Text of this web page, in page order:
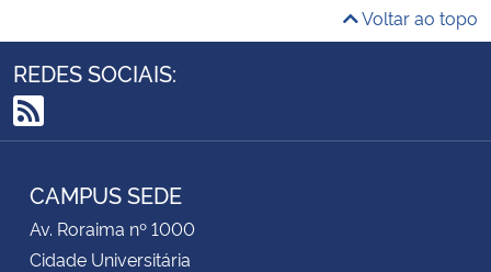
Voltar ao topo
REDES SOCIAIS:
RSS
CAMPUS SEDE
Av. Roraima nº 1000
Cidade Universitária